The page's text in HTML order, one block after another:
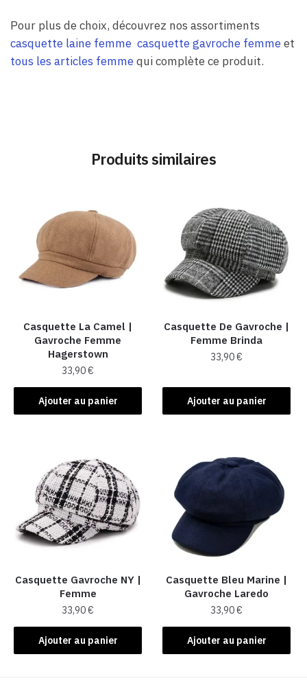
Pour plus de choix, découvrez nos assortiments
casquette laine femme casquette gavroche femmeet
tous les articles femmequi complète ce produit.
Produits similaires
Casquette La Camel​ |
Gavroche Femme
Hagerstown
33,90€
Ajouter au panier
Casquette De Gavroche​ |
Femme Brinda
33,90€
Ajouter au panier
Casquette Gavroche NY |
Femme
33,90€
Ajouter au panier
Casquette Bleu Marine |
Gavroche Laredo
33,90€
Ajouter au panier